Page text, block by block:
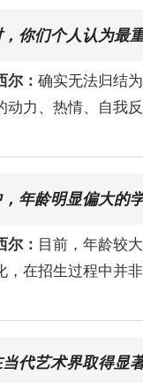
你们个人认为最
尔： 确实无法归结
动力、热情、自我
年龄明显偏大的
尔： 目前，年龄较
在招生过程中并
代艺术界取得显